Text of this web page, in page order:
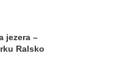
jezera –
Ralsko